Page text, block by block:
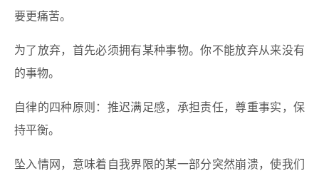
要更痛苦。
为了放弃，首先必须拥有某种事物。你不能放弃从来没有
的事物。
自律的四种原则：推迟满足感，承担责任，尊重事实，保
持平衡。
坠入情网，意味着自我界限的某一部分突然崩溃，使我们